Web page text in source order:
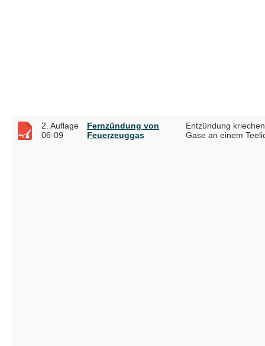
2. Auflage
06-09
Fernzündung von
Feuerzeuggas
Entzündung
Gase an einem